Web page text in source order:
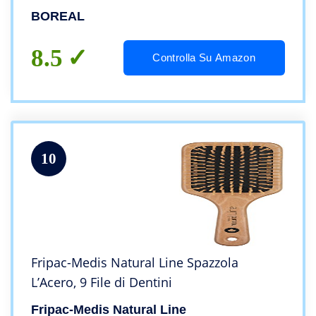
arrotondato. linea”le naturelle”
BOREAL
8.5 Controlla Su Amazon
10
Fripac-Medis Natural Line Spazzola
L’Acero, 9 File di Dentini
Fripac-Medis Natural Line